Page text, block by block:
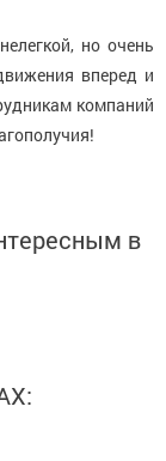
но очень
вперед и
компаний
в